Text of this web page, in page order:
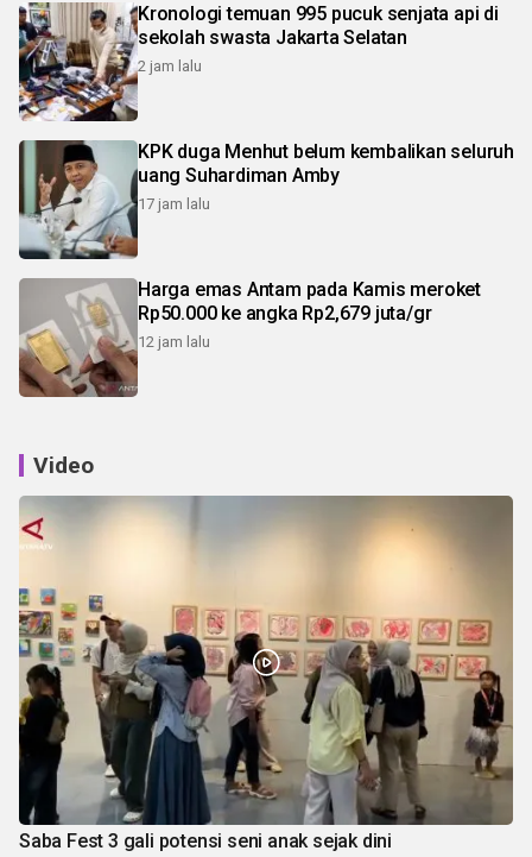
Kronologi temuan 995 pucuk senjata api di
sekolah swasta Jakarta Selatan
2 jam lalu
KPK duga Menhut belum kembalikan seluruh
uang Suhardiman Amby
17 jam lalu
Harga emas Antam pada Kamis meroket
Rp50.000 ke angka Rp2,679 juta/gr
12 jam lalu
Video
Saba Fest 3 gali potensi seni anak sejak dini